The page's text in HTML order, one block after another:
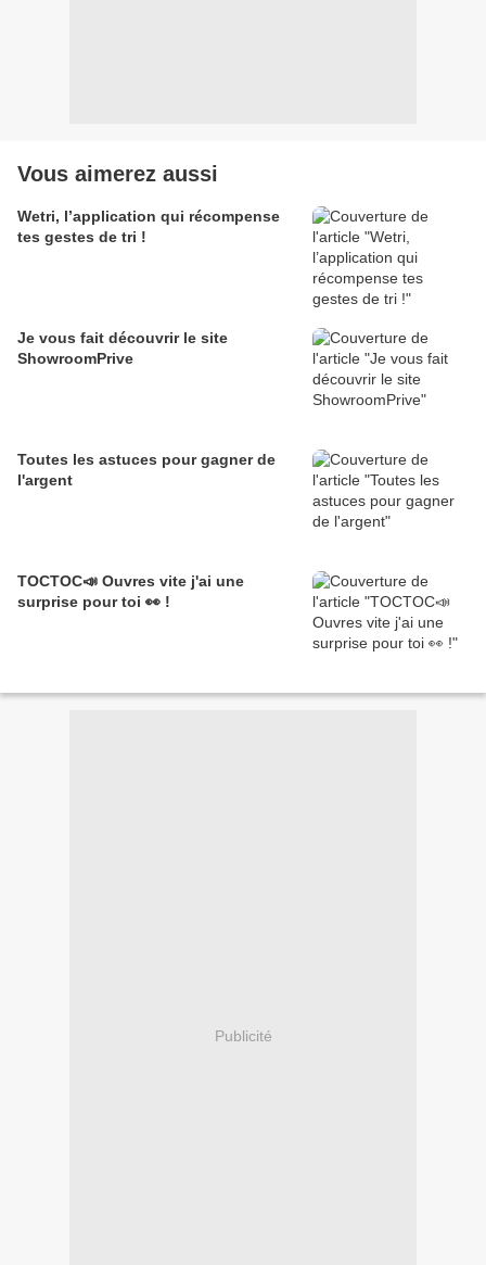
Vous aimerez aussi
Wetri, l’application qui récompense
tes gestes de tri !
Je vous fait découvrir le site
ShowroomPrive
Toutes les astuces pour gagner de
l'argent
TOCTOC📣 Ouvres vite j'ai une
surprise pour toi 👀 !
Publicité